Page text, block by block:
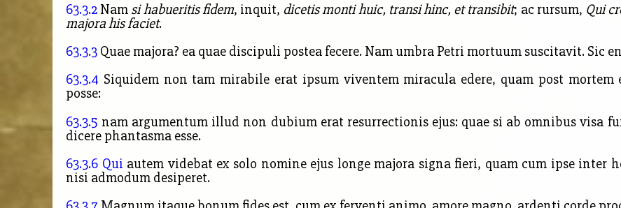
63.3.2 Nam si habueritis fidem, inquit, dicetis monti huic, transi hinc, et transibit; ac rursum, Qui
majora his faciet.
63.3.3 Quae majora? ea quae discipuli postea fecere. Nam umbra Petri mortuum suscitavit. Sic
63.3.4 Siquidem non tam mirabile erat ipsum viventem miracula edere, quam post
posse:
63.3.5 nam argumentum illud non dubium erat resurrectionis ejus: quae si ab omnibus visa
dicere phantasma esse.
63.3.6 Qui autem videbat ex solo nomine ejus longe majora signa fieri, quam cum ipse inter
nisi admodum desiperet.